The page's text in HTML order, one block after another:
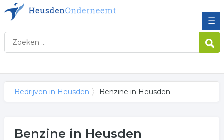
☰
Bedrijven in Heusden Benzine in Heusden
Benzine in Heusden